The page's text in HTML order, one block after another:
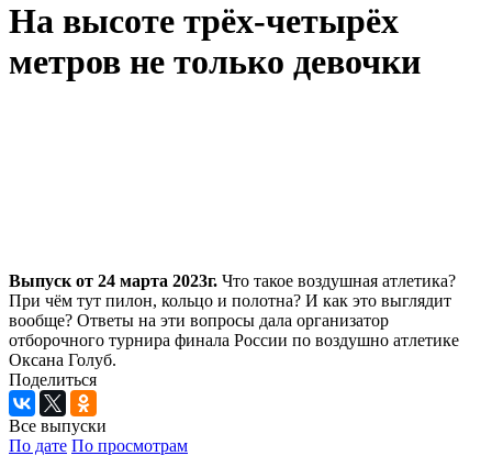
На высоте трёх-четырёх
метров не только девочки
Выпуск от 24 марта 2023г. Что такое воздушная атлетика?
При чём тут пилон, кольцо и полотна? И как это выглядит
вообще? Ответы на эти вопросы дала организатор
отборочного турнира финала России по воздушно атлетике
Оксана Голуб.
Поделиться
Все выпуски
По дате По просмотрам